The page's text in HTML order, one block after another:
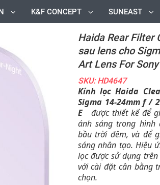
K&F CONCEPT SUNEAST
Haida Rear Filter
sau lens cho
Art Lens For
SKU: HD4647
Kính lọc Haida
Sigma 14-24mm f /
Eđược thiết kế để
ánh sáng trong hình
bầu trời đêm, và để
sáng nhân tạo. Hiệu
lọc được sử dụng
với cài đặt cân bằng
chọn.